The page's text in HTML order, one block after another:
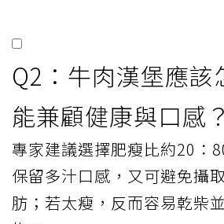
Q2：牛肉漢堡應該
能兼顧健康與口感？
專家建議選擇肥瘦比約20：
保留多汁口感，又可避免攝
肪；若太瘦，反而容易乾柴